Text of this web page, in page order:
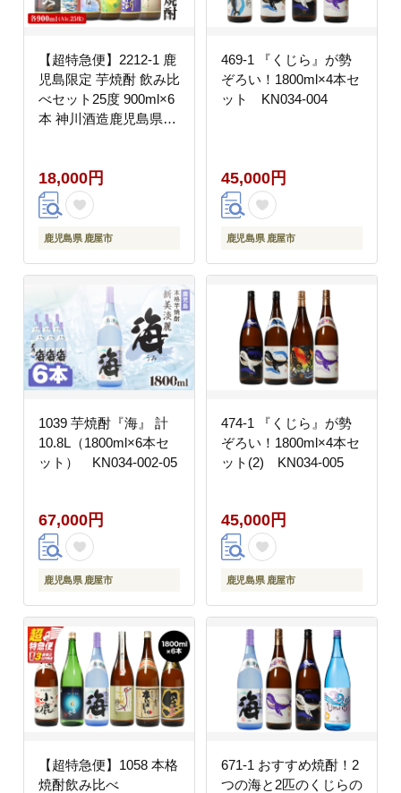
【超特急便】2212-1 鹿
児島限定 芋焼酎 飲み比
べセット25度 900ml×6
本 神川酒造鹿児島県鹿
18,000円
鹿児島県 鹿屋市
469-1 『くじら』が勢
ぞろい！1800ml×4本セ
ット KN034-004
45,000円
鹿児島県 鹿屋市
1039 芋焼酎『海』 計
10.8L（1800ml×6本セ
ット） KN034-002-05
67,000円
鹿児島県 鹿屋市
474-1 『くじら』が勢
ぞろい！1800ml×4本セ
ット(2) KN034-005
45,000円
鹿児島県 鹿屋市
【超特急便】1058 本格
焼酎飲み比べ
671-1 おすすめ焼酎！2
つの海と2匹のくじらの